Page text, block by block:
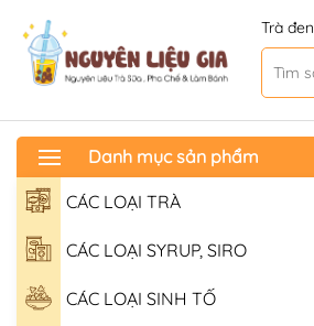
Trà đen
Danh mục sản phẩm
CÁC LOẠI TRÀ
CÁC LOẠI SYRUP, SIRO
CÁC LOẠI SINH TỐ